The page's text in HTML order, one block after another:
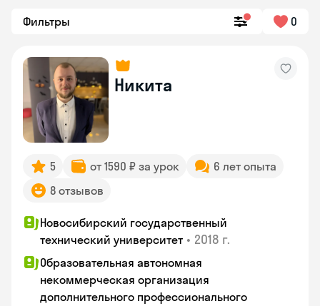
Фильтры 0
Никита
5 от 1590 ₽ за урок
6 лет опыта
8 отзывов
Новосибирский государственный
технический университет • 2018 г.
Образовательная автономная
некоммерческая организация
дополнительного профессионального